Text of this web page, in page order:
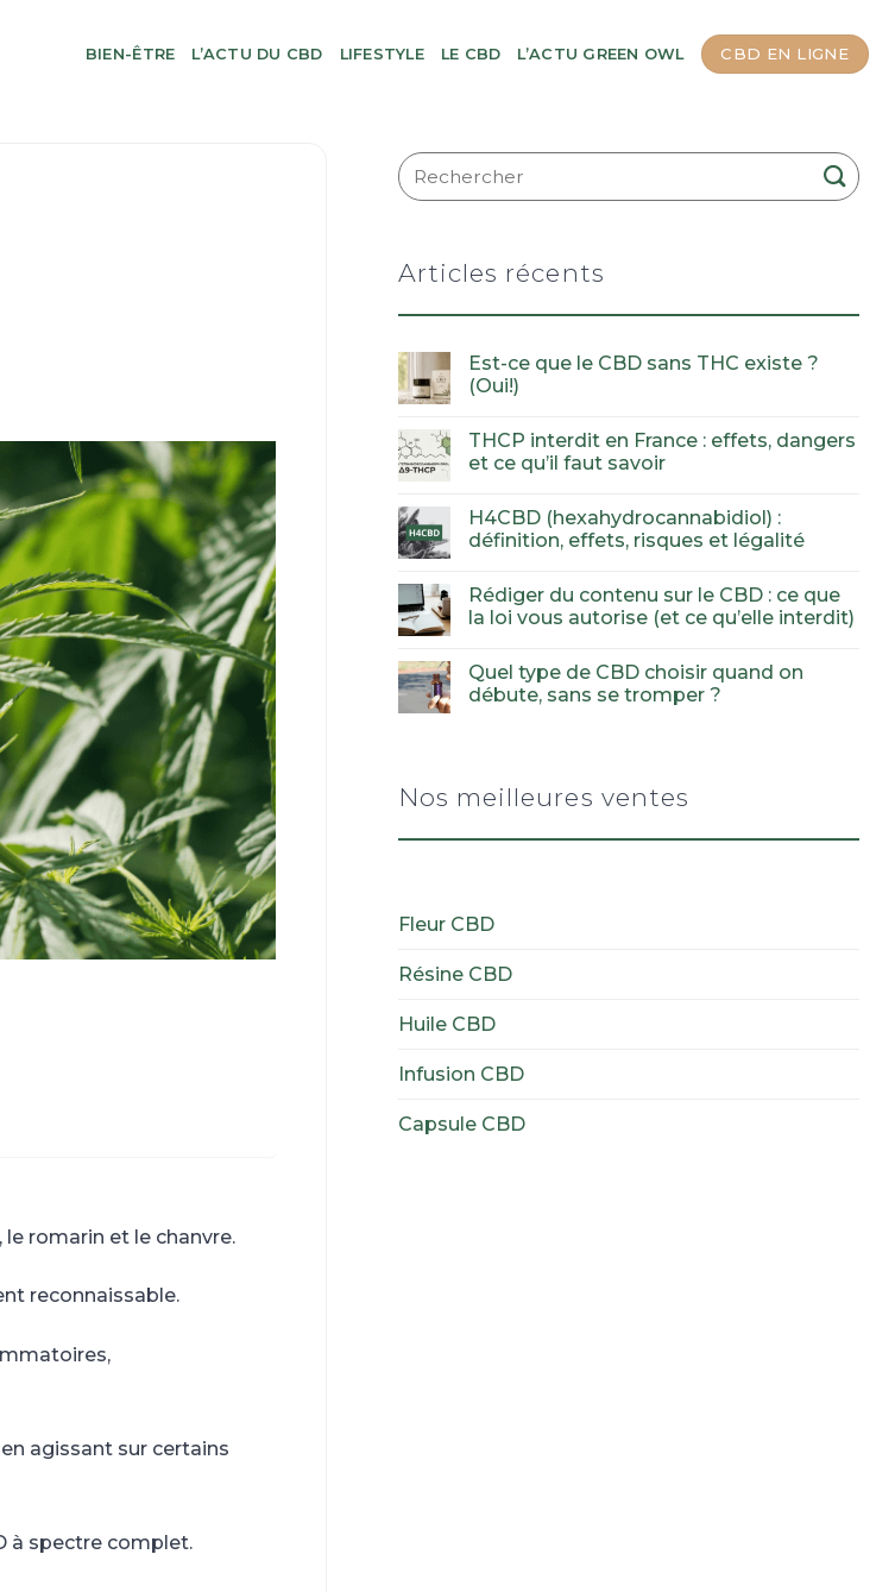
BIEN-ÊTRE L’ACTU DU CBD LIFESTYLE LE CBD L’ACTU GREEN OWL CBD EN LIGNE
romarin et le chanvre.
reconnaissable.
agissant sur certains
à spectre complet.
Articles récents
Est-ce que le CBD sans THC existe ?
(Oui!)
THCP interdit en France : effets, dangers
et ce qu’il faut savoir
H4CBD (hexahydrocannabidiol) :
définition, effets, risques et légalité
Rédiger du contenu sur le CBD : ce que
la loi vous autorise (et ce qu’elle interdit)
Quel type de CBD choisir quand on
débute, sans se tromper ?
Nos meilleures ventes
Fleur CBD
Résine CBD
Huile CBD
Infusion CBD
Capsule CBD